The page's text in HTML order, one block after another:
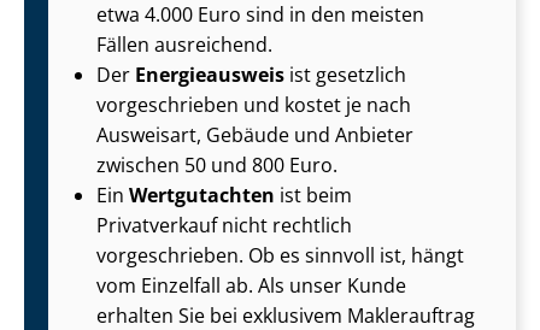
etwa 4.000 Euro sind in den meisten
Fällen ausreichend.
Der Energieausweis ist gesetzlich
vorgeschrieben und kostet je nach
Ausweisart, Gebäude und Anbieter
zwischen 50 und 800 Euro.
Ein Wertgutachten ist beim
Privatverkauf nicht rechtlich
vorgeschrieben. Ob es sinnvoll ist, hängt
vom Einzelfall ab. Als unser Kunde
erhalten Sie bei exklusivem Maklerauftrag